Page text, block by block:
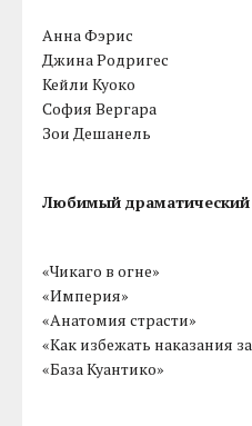
Анна Фэрис
Джина Родригес
Кейли Куоко
София Вергара
Зои Дешанель
Любимый драматический
«Чикаго в огне»
«Империя»
«Анатомия страсти»
«Как избежать наказания
«База Куантико»